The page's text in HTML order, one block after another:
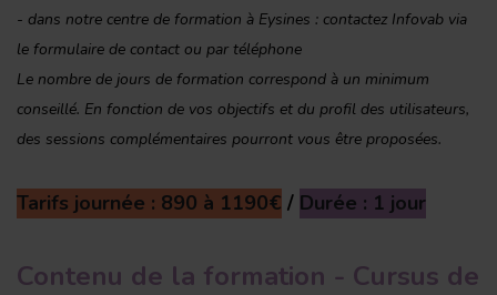
- dans notre centre de formation à Eysines : contactez Infovab via
le formulaire de contact ou par téléphone
Le nombre de jours de formation correspond à un minimum
conseillé. En fonction de vos objectifs et du profil des utilisateurs,
des sessions complémentaires pourront vous être proposées.
Tarifs journée : 890 à 1190€ / Durée : 1 jour
Contenu de la formation - Cursus de